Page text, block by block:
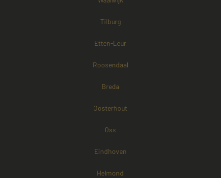
Tilburg
Etten-Leur
Roosendaal
Breda
Oosterhout
Oss
Eindhoven
Helmond